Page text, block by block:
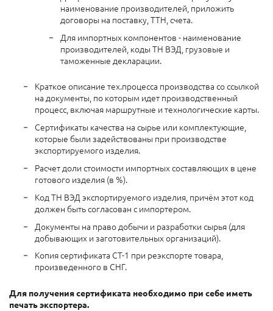
наименование производителей, приложить
договоры на поставку, ТТН, счета.
Для импортных компонентов - наименование
производителей, коды ТН ВЭД, грузовые и
таможенные декларации.
Краткое описание тех.процесса производства со ссылкой
на документы, по которым идет производственный
процесс, включая маршрутные и технологические карты.
Сертификаты качества на сырье или комплектующие,
которые были задействованы при производстве
экспортируемого изделия.
Расчет доли стоимости импортных составляющих в цене
готового изделия (в %).
Код ТН ВЭД экспортируемого изделия, причём этот код
должен быть согласован с импортером.
Документы на право добычи и разработки сырья (для
добывающих и заготовительных организаций).
Копия сертификата СТ-1 при реэкспорте товара,
произведенного в СНГ.
Для получения сертификата необходимо при себе иметь
печать экспортера.